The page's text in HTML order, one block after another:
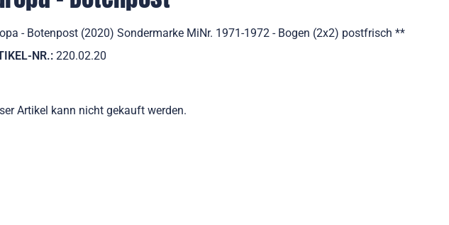
- Botenpost (2020) Sondermarke MiNr. 1971-1972 - Bogen (2x2) postfrisch **
NR.: 220.02.20
Artikel kann nicht gekauft werden.